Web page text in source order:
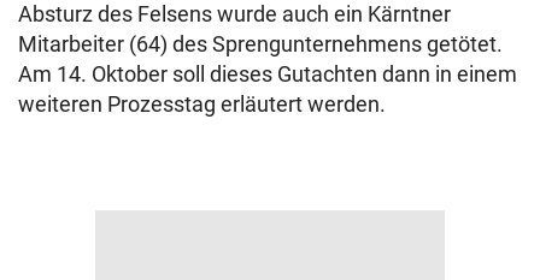
Absturz des Felsens wurde auch ein Kärntner
Mitarbeiter (64) des Sprengunternehmens getötet.
Am 14. Oktober soll dieses Gutachten dann in einem
weiteren Prozesstag erläutert werden.